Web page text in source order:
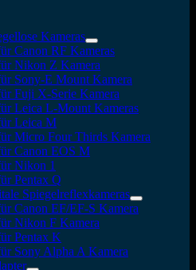
Kameras
Canon RF Kameras
Nikon Z Kamera
Sony-E Mount Kamera
Fuji X-Serie Kamera
Leica L-Mount Kameras
Leica M
Micro Four Thirds Kamera
Canon EOS M
Nikon 1
Pentax Q
Spiegelreflexkameras
Canon EF/EF-S Kamera
Nikon F Kamera
Pentax K
Sony Alpha A Kamera